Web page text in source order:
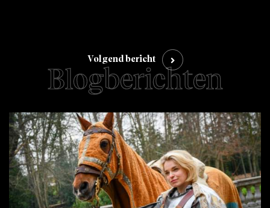
Blogberichten
Volgend bericht